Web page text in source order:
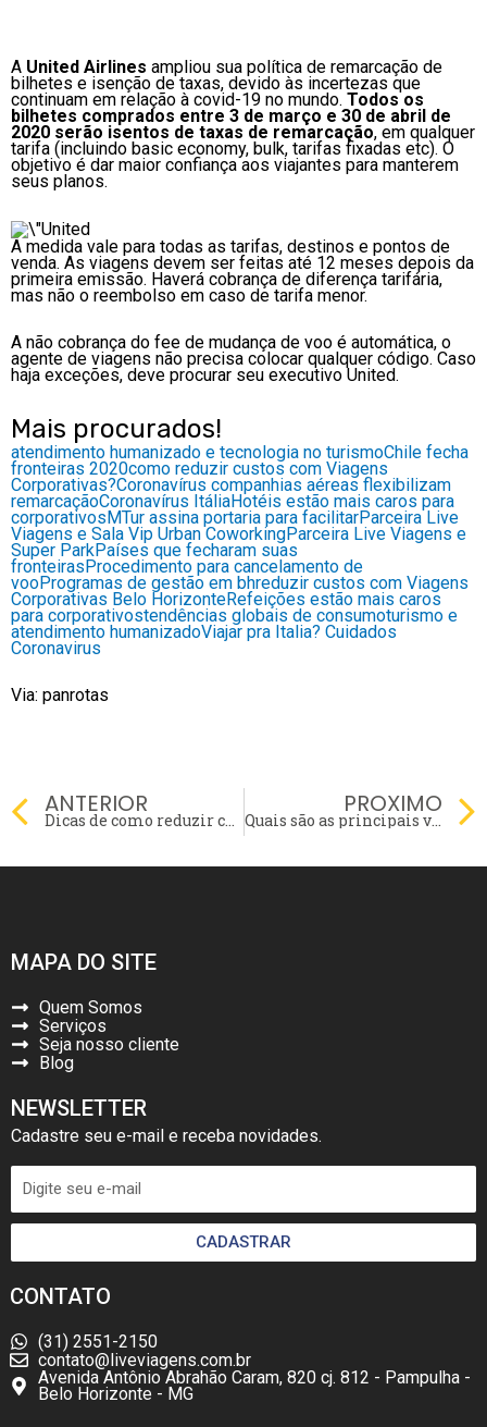
A United Airlines ampliou sua política de remarcação de
bilhetes e isenção de taxas, devido às incertezas que
continuam em relação à covid-19 no mundo. Todos os
bilhetes comprados entre 3 de março e 30 de abril de
2020 serão isentos de taxas de remarcação, em qualquer
tarifa (incluindo basic economy, bulk, tarifas fixadas etc). O
objetivo é dar maior confiança aos viajantes para manterem
seus planos.
A medida vale para todas as tarifas, destinos e pontos de
venda. As viagens devem ser feitas até 12 meses depois da
primeira emissão. Haverá cobrança de diferença tarifária,
mas não o reembolso em caso de tarifa menor.
A não cobrança do fee de mudança de voo é automática, o
agente de viagens não precisa colocar qualquer código. Caso
haja exceções, deve procurar seu executivo United.
Mais procurados!
atendimento humanizado e tecnologia no turismoChile fecha
fronteiras 2020como reduzir custos com Viagens
Corporativas?Coronavírus companhias aéreas flexibilizam
remarcaçãoCoronavírus ItáliaHotéis estão mais caros para
corporativosMTur assina portaria para facilitarParceira Live
Viagens e Sala Vip Urban CoworkingParceira Live Viagens e
Super ParkPaíses que fecharam suas
fronteirasProcedimento para cancelamento de
vooProgramas de gestão em bhreduzir custos com Viagens
Corporativas Belo HorizonteRefeições estão mais caros
para corporativostendências globais de consumoturismo e
atendimento humanizadoViajar pra Italia? Cuidados
Coronavirus
Via: panrotas
Prev
ANTERIOR PROXIMO
Quais são as principais vantagens de planejar viagens corporativas com antecedência?
MAPA DO SITE
Quem Somos
Serviços
Seja nosso cliente
Blog
NEWSLETTER
Cadastre seu e-mail e receba novidades.
CADASTRAR
CONTATO
(31) 2551-2150
contato@liveviagens.com.br
Avenida Antônio Abrahão Caram, 820 cj. 812 - Pampulha -
Belo Horizonte - MG